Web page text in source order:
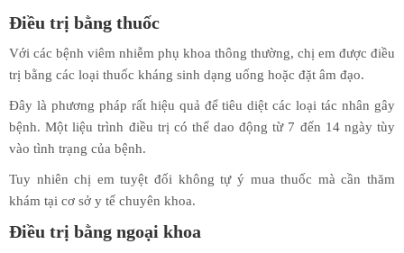
Điều trị bằng thuốc
Với các bệnh viêm nhiễm phụ khoa thông thường, chị em được điều
trị bằng các loại thuốc kháng sinh dạng uống hoặc đặt âm đạo.
Đây là phương pháp rất hiệu quả để tiêu diệt các loại tác nhân gây
bệnh. Một liệu trình điều trị có thể dao động từ 7 đến 14 ngày tùy
vào tình trạng của bệnh.
Tuy nhiên chị em tuyệt đối không tự ý mua thuốc mà cần thăm
khám tại cơ sở y tế chuyên khoa.
Điều trị bằng ngoại khoa